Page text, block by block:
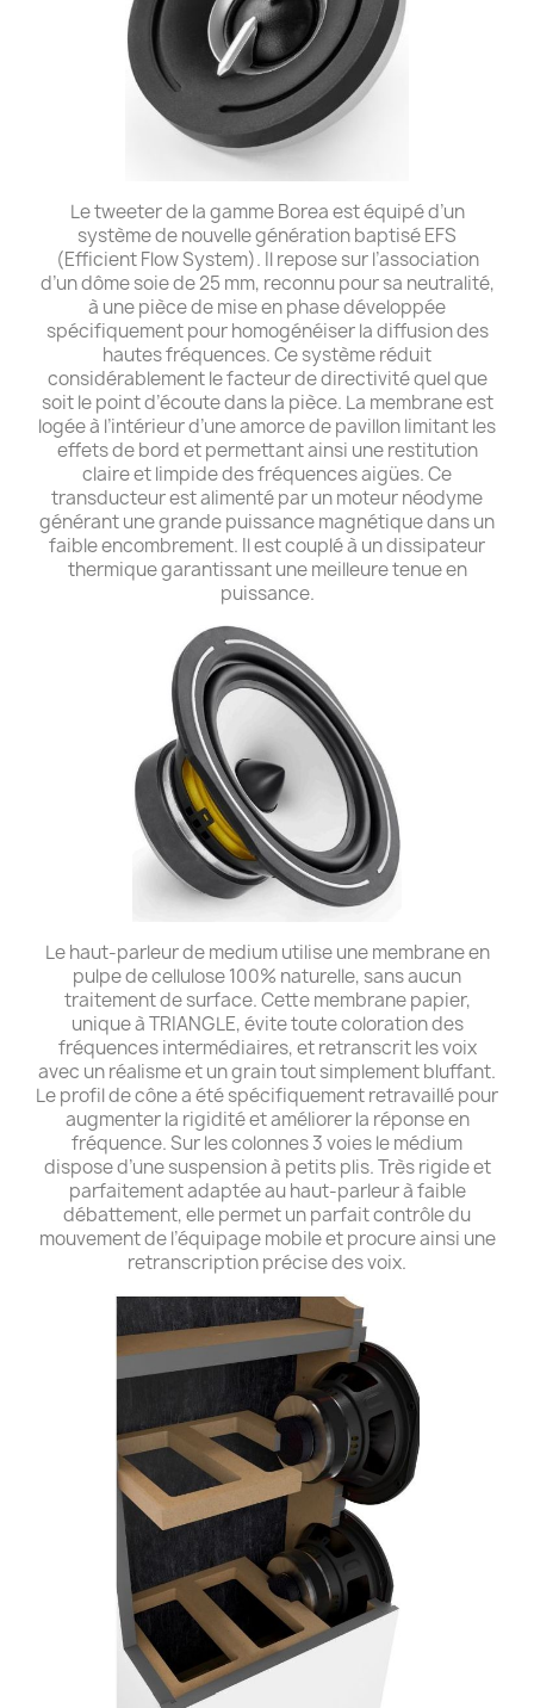
Le tweeter de la gamme Borea est équipé d’un
système de nouvelle génération baptisé EFS
(Efficient Flow System). Il repose sur l’association
d’un dôme soie de 25 mm, reconnu pour sa neutralité,
à une pièce de mise en phase développée
spécifiquement pour homogénéiser la diffusion des
hautes fréquences. Ce système réduit
considérablement le facteur de directivité quel que
soit le point d’écoute dans la pièce. La membrane est
logée à l’intérieur d’une amorce de pavillon limitant les
effets de bord et permettant ainsi une restitution
claire et limpide des fréquences aigües. Ce
transducteur est alimenté par un moteur néodyme
générant une grande puissance magnétique dans un
faible encombrement. Il est couplé à un dissipateur
thermique garantissant une meilleure tenue en
puissance.
Le haut-parleur de medium utilise une membrane en
pulpe de cellulose 100% naturelle, sans aucun
traitement de surface. Cette membrane papier,
unique à TRIANGLE, évite toute coloration des
fréquences intermédiaires, et retranscrit les voix
avec un réalisme et un grain tout simplement bluffant.
Le profil de cône a été spécifiquement retravaillé pour
augmenter la rigidité et améliorer la réponse en
fréquence. Sur les colonnes 3 voies le médium
dispose d’une suspension à petits plis. Très rigide et
parfaitement adaptée au haut-parleur à faible
débattement, elle permet un parfait contrôle du
mouvement de l’équipage mobile et procure ainsi une
retranscription précise des voix.